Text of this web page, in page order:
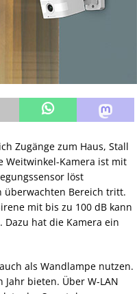
Zugänge zum Haus, Stall
Weitwinkel-Kamera ist mit
löst
überwachten Bereich tritt.
mit bis zu 100 dB kann
hat die Kamera ein
als Wandlampe nutzen.
bieten. Über W-LAN